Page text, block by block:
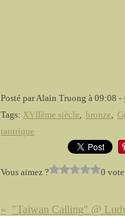
Posté par Alain Truong à 09:08 -
Tags: XVIIème siècle, bronze,
tantrique
Vous aimez ? 0 vote